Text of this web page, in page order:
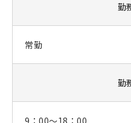
勤
常勤
勤